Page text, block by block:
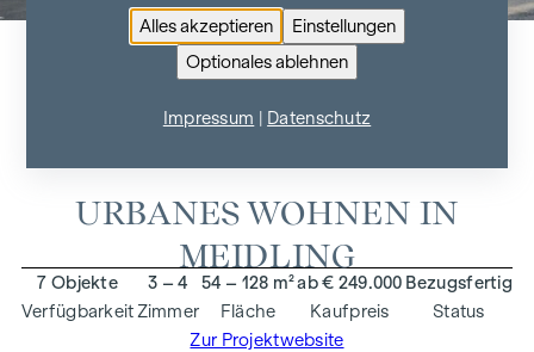
ARNDTSTRASSE 50
URBANES WOHNEN IN
MEIDLING
Verfügbarkeit
7 Objekte
Zimmer
3 – 4
Fläche
54 – 128 m²
Kaufpreis
ab € 249.000
Status
Bezugsfertig
Zur Projektwebsite
Alles akzeptieren
Einstellungen
Optionales ablehnen
Impressum Datenschutz